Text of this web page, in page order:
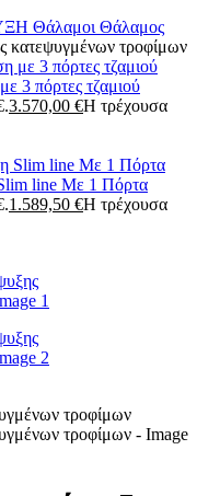
Θάλαμοι Θάλαμος
τροφίμων
3 πόρτες τζαμιού
3.570,00 €Η τρέχουσα
line Με 1 Πόρτα
1.589,50 €Η τρέχουσα